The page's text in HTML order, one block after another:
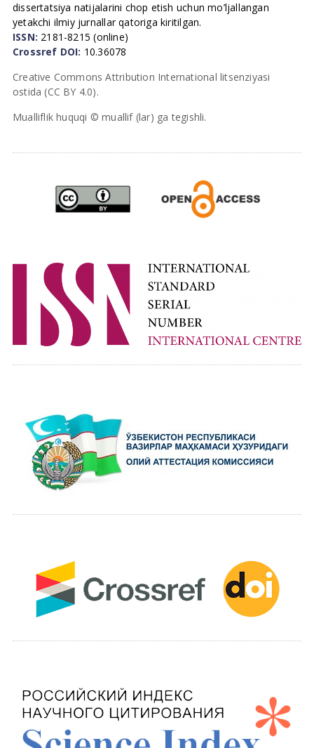
dissertatsiya natijalarini chop etish uchun mo’ljallangan
yetakchi ilmiy jurnallar qatoriga kiritilgan.
ISSN: 2181-8215 (online)
Crossref DOI: 10.36078
Creative Commons Attribution International litsenziyasi
ostida (CC BY 4.0).
Mualliflik huquqi © muallif (lar) ga tegishli.